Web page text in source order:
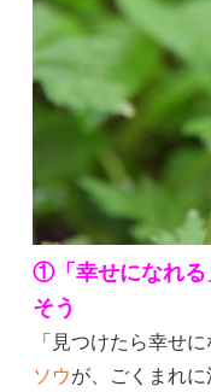
①「幸せになれ
そう
「見つけたら幸せ
ソウが、ごくまれに